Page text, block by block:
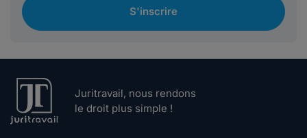
S'inscrire
Juritravail, nous rendons
le droit plus simple !